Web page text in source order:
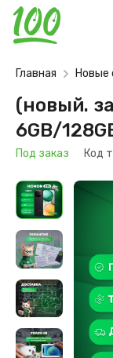
Главная Новые
(новый.
6GB/
Под заказ Код